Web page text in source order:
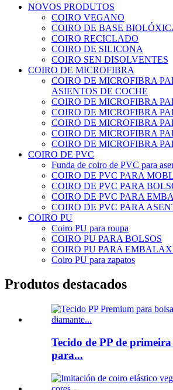
NOVOS PRODUTOS
COIRO VEGANO
COIRO DE BASE
COIRO RECICLADO
COIRO DE SILICONA
COIRO SEN DISOLVENTES
COIRO DE MICROFIBRA
COIRO DE MICROFIBRA
ASIENTOS DE COCHE
COIRO DE MICROFIBRA
COIRO DE MICROFIBRA
COIRO DE MICROFIBRA
COIRO DE MICROFIBRA
COIRO DE MICROFIBRA
COIRO DE PVC
Funda de coiro de PVC para
COIRO DE PVC PARA
COIRO DE PVC PARA
COIRO DE PVC PARA
COIRO DE PVC PARA
COIRO PU
Coiro PU para roupa
COIRO PU PARA BOLSOS
COIRO PU PARA
Coiro PU para zapatos
Produtos destacados
Tecido de PP de
para...